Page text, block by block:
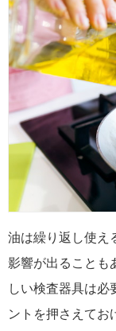
油は繰り返し使え
影響が出ることも
しい検査器具は必
ントを押さえてお